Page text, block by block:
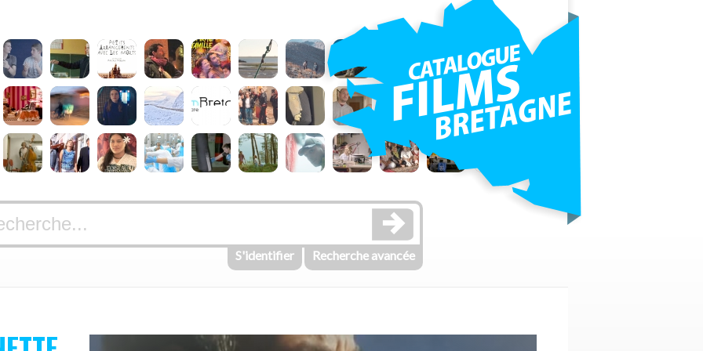
S'identifier Recherche avancée